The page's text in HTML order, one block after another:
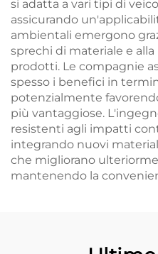
si adatta a vari tipi di
assicurando
ambientali emergono
sprechi di materiale e
prodotti. Le compagnie
spesso i benefici in
potenzialmente
più vantaggiose.
resistenti agli impatti
integrando nuovi
che migliorano
mantenendo la